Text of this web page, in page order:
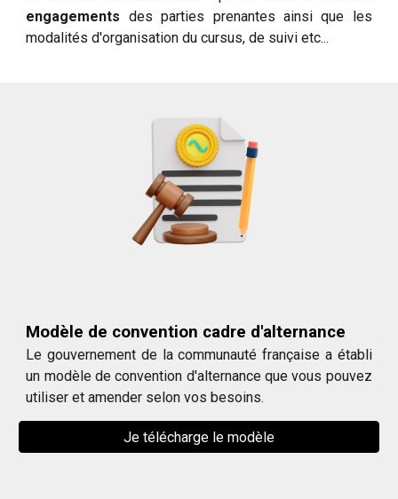
engagements des parties prenantes ainsi que les
modalités d'organisation du cursus, de suivi etc...
Modèle de convention cadre d'alternance
Le gouvernement de la communauté française a établi
un modèle de convention d'alternance que vous pouvez
utiliser et amender selon vos besoins.
Je télécharge le modèle